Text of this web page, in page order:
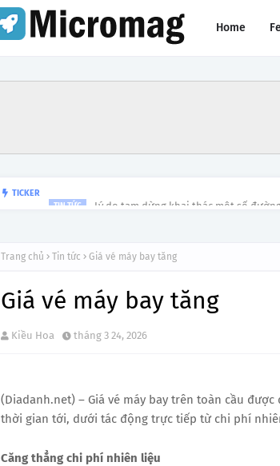
Home
TICKER
Trang chủ Tin tức Giá vé máy bay tăng
Giá vé máy bay tăng
Kiều Hoa tháng 3 24, 2026
(Diadanh.net) – Giá vé máy bay trên toàn cầu
thời gian tới, dưới tác động trực tiếp từ chi phí
Căng thẳng chi phí nhiên liệu